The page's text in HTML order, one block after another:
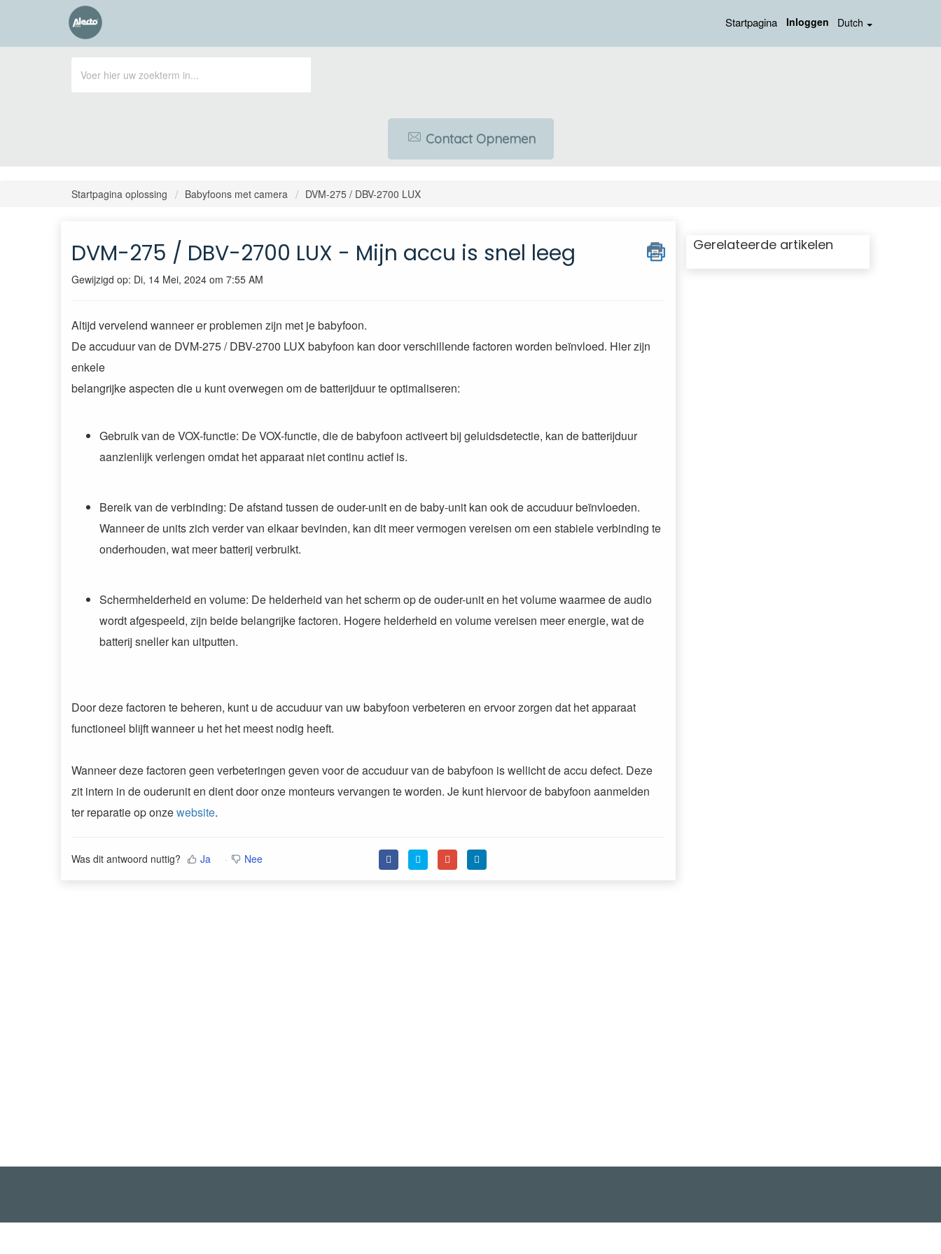
Startpagina Dutch
Inloggen
Contact Opnemen
Startpagina oplossing Babyfoons met camera DVM-275 / DBV-2700 LUX
DVM-275 / DBV-2700 LUX - Mijn accu is snel leeg
Gewijzigd op: Di, 14 Mei, 2024 om 7:55 AM
Altijd vervelend wanneer er problemen zijn met je babyfoon.
De accuduur van de DVM-275 / DBV-2700 LUX babyfoon kan door verschillende factoren worden beïnvloed. Hier zijn
enkele
belangrijke aspecten die u kunt overwegen om de batterijduur te optimaliseren:
Gebruik van de VOX-functie: De VOX-functie, die de babyfoon activeert bij geluidsdetectie, kan de batterijduur
aanzienlijk verlengen omdat het apparaat niet continu actief is.
Bereik van de verbinding: De afstand tussen de ouder-unit en de baby-unit kan ook de accuduur beïnvloeden.
Wanneer de units zich verder van elkaar bevinden, kan dit meer vermogen vereisen om een stabiele verbinding te
onderhouden, wat meer batterij verbruikt.
Schermhelderheid en volume: De helderheid van het scherm op de ouder-unit en het volume waarmee de audio
wordt afgespeeld, zijn beide belangrijke factoren. Hogere helderheid en volume vereisen meer energie, wat de
batterij sneller kan uitputten.
Door deze factoren te beheren, kunt u de accuduur van uw babyfoon verbeteren en ervoor zorgen dat het apparaat
functioneel blijft wanneer u het het meest nodig heeft.
Wanneer deze factoren geen verbeteringen geven voor de accuduur van de babyfoon is wellicht de accu defect. Deze
zit intern in de ouderunit en dient door onze monteurs vervangen te worden. Je kunt hiervoor de babyfoon aanmelden
ter reparatie op onzewebsite.
Was dit antwoord nuttig? Ja Nee
Gerelateerde artikelen